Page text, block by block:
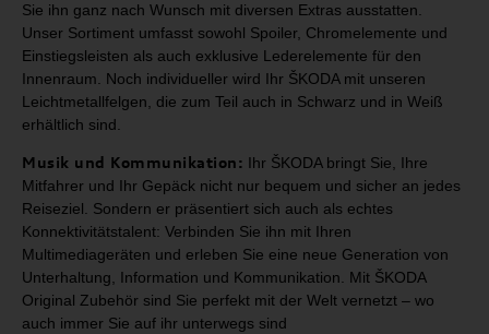
Sie ihn ganz nach Wunsch mit diversen Extras ausstatten.
Unser Sortiment umfasst sowohl Spoiler, Chromelemente und
Einstiegsleisten als auch exklusive Lederelemente für den
Innenraum. Noch individueller wird Ihr ŠKODA mit unseren
Leichtmetallfelgen, die zum Teil auch in Schwarz und in Weiß
erhältlich sind.
Musik und Kommunikation: Ihr ŠKODA bringt Sie, Ihre
Mitfahrer und Ihr Gepäck nicht nur bequem und sicher an jedes
Reiseziel. Sondern er präsentiert sich auch als echtes
Konnektivitätstalent: Verbinden Sie ihn mit Ihren
Multimediageräten und erleben Sie eine neue Generation von
Unterhaltung, Information und Kommunikation. Mit ŠKODA
Original Zubehör sind Sie perfekt mit der Welt vernetzt – wo
auch immer Sie auf ihr unterwegs sind